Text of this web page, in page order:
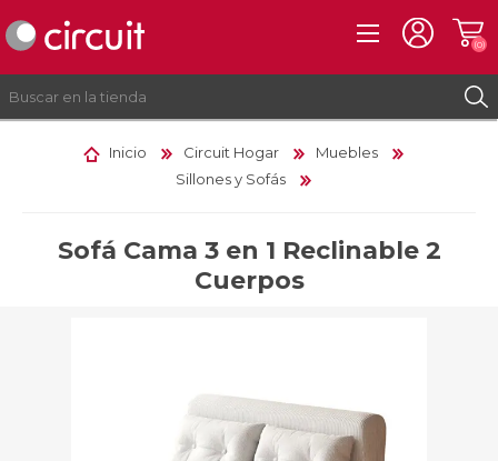
(0)
Inicio Circuit Hogar
Muebles
Sillones y Sofás
Sofá Cama 3 en 1 Reclinable 2
Cuerpos